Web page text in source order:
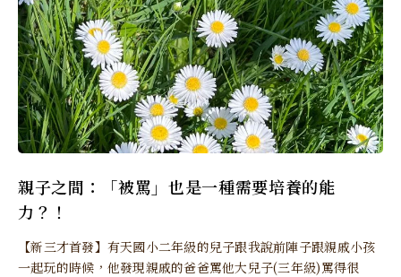
親子之間：「被罵」也是一種需要培養的能
力？！
【新三才首發】有天國小二年級的兒子跟我說前陣子跟親戚小孩
一起玩的時候，他發現親戚的爸爸罵他大兒子(三年級)罵得很